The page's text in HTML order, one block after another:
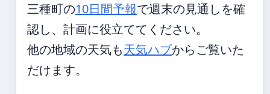
三種町の10日間予報で週末の見通しを確
認し、計画に役立ててください。
他の地域の天気も天気ハブからご覧いた
だけます。